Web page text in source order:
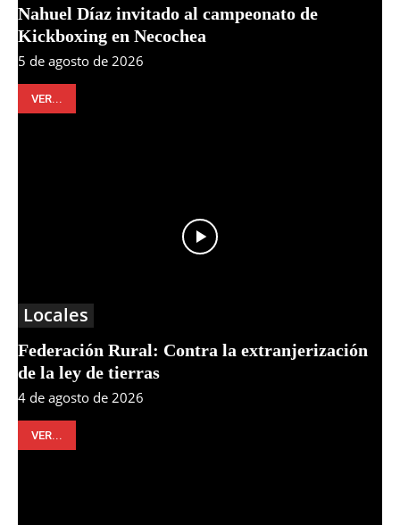
Nahuel Díaz invitado al campeonato de
Kickboxing en Necochea
5 de agosto de 2026
VER...
Locales
Federación Rural: Contra la extranjerización
de la ley de tierras
4 de agosto de 2026
VER...